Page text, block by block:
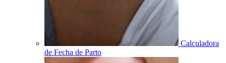
Calculadora
de Fecha de Parto